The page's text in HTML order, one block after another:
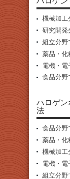
機械加工
研究開発
組立分野
薬品・化
電機・電
食品分野
ハロゲン
法
食品分野
薬品・化
機械加工
電機・電
組立分野